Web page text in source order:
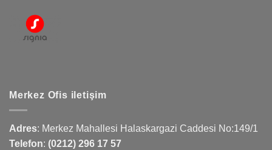
Merkez Ofis iletişim
Adres: Merkez Mahallesi Halaskargazi Caddesi No:149/1
Telefon: (0212) 296 17 57